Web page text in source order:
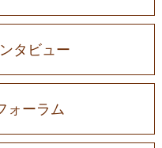
タビュー
ォーラム